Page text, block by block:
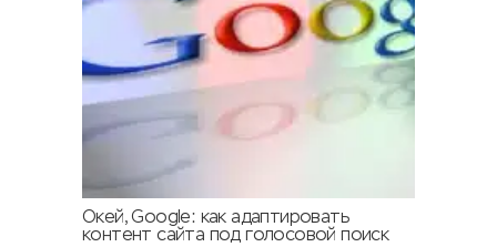
Окей, Google: как адаптировать
контент сайта под голосовой поиск